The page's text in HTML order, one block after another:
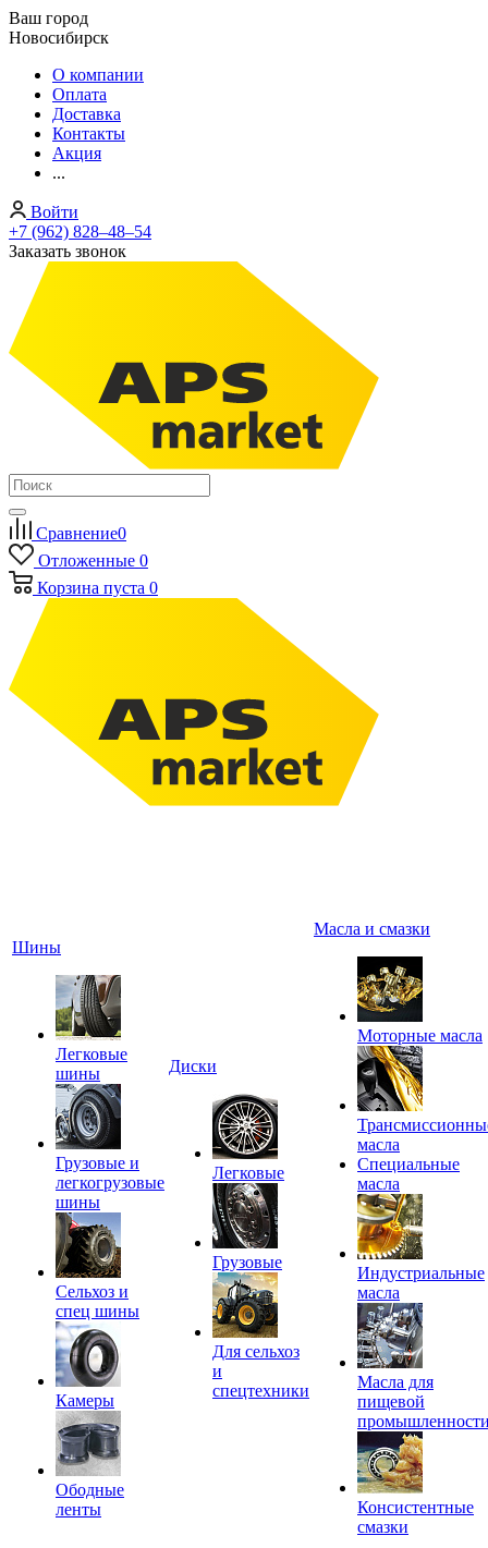
Ваш город
Новосибирск
О компании
Оплата
Доставка
Контакты
Акция
...
Войти
+7 (962) 828‒48‒54
Заказать звонок
Сравнение0
Отложенные 0
Корзина пуста 0
Шины
Легковые
шины
Грузовые и
легкогрузовые
шины
Сельхоз и
спец шины
Камеры
Ободные
ленты
Диски
Легковые
Грузовые
Для сельхоз
и
спецтехники
Масла и смазки
Моторные масла
масла
Специальные
масла
Индустриальные
масла
Масла для
пищевой
Консистентные
смазки